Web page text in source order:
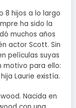
8 hijos a lo largo
ha sido la
muchos años
actor Scott. Sin
películas suyas
motivo para ello:
Laurie existía.
Nacida en